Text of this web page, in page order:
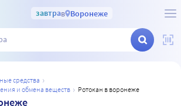
завтрав Воронеже
средства
и обмена веществ
ротокан в воронеже